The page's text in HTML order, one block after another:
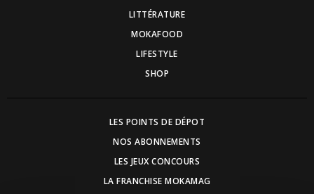
LITTÉRATURE
MOKAFOOD
LIFESTYLE
SHOP
LES POINTS DE DÉPOT
NOS ABONNEMENTS
LES JEUX CONCOURS
LA FRANCHISE MOKAMAG